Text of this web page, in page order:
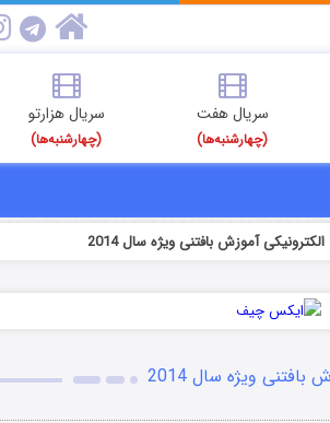
سریال هفت
(چهارشنبه‌ها)
سریال هزارتو
(چهارشنبه‌ها)
آموزش بافتنی ویژه سال 2014
ویژه سال 2014